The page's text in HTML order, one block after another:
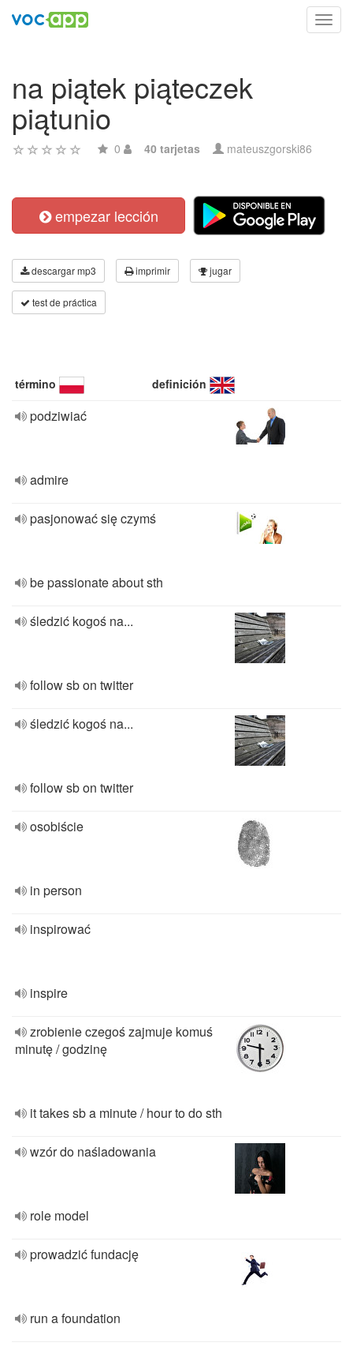
na piątek piąteczek
piątunio
0 40 tarjetas mateuszgorski86
empezar lección
descargar mp3 imprimir jugar
test de práctica
término definición
podziwiać
admire
pasjonować się czymś
be passionate about sth
śledzić kogoś na...
follow sb on twitter
śledzić kogoś na...
follow sb on twitter
osobiście
in person
inspirować
inspire
zrobienie czegoś zajmuje komuś
minutę / godzinę
it takes sb a minute / hour to do sth
wzór do naśladowania
role model
prowadzić fundację
run a foundation